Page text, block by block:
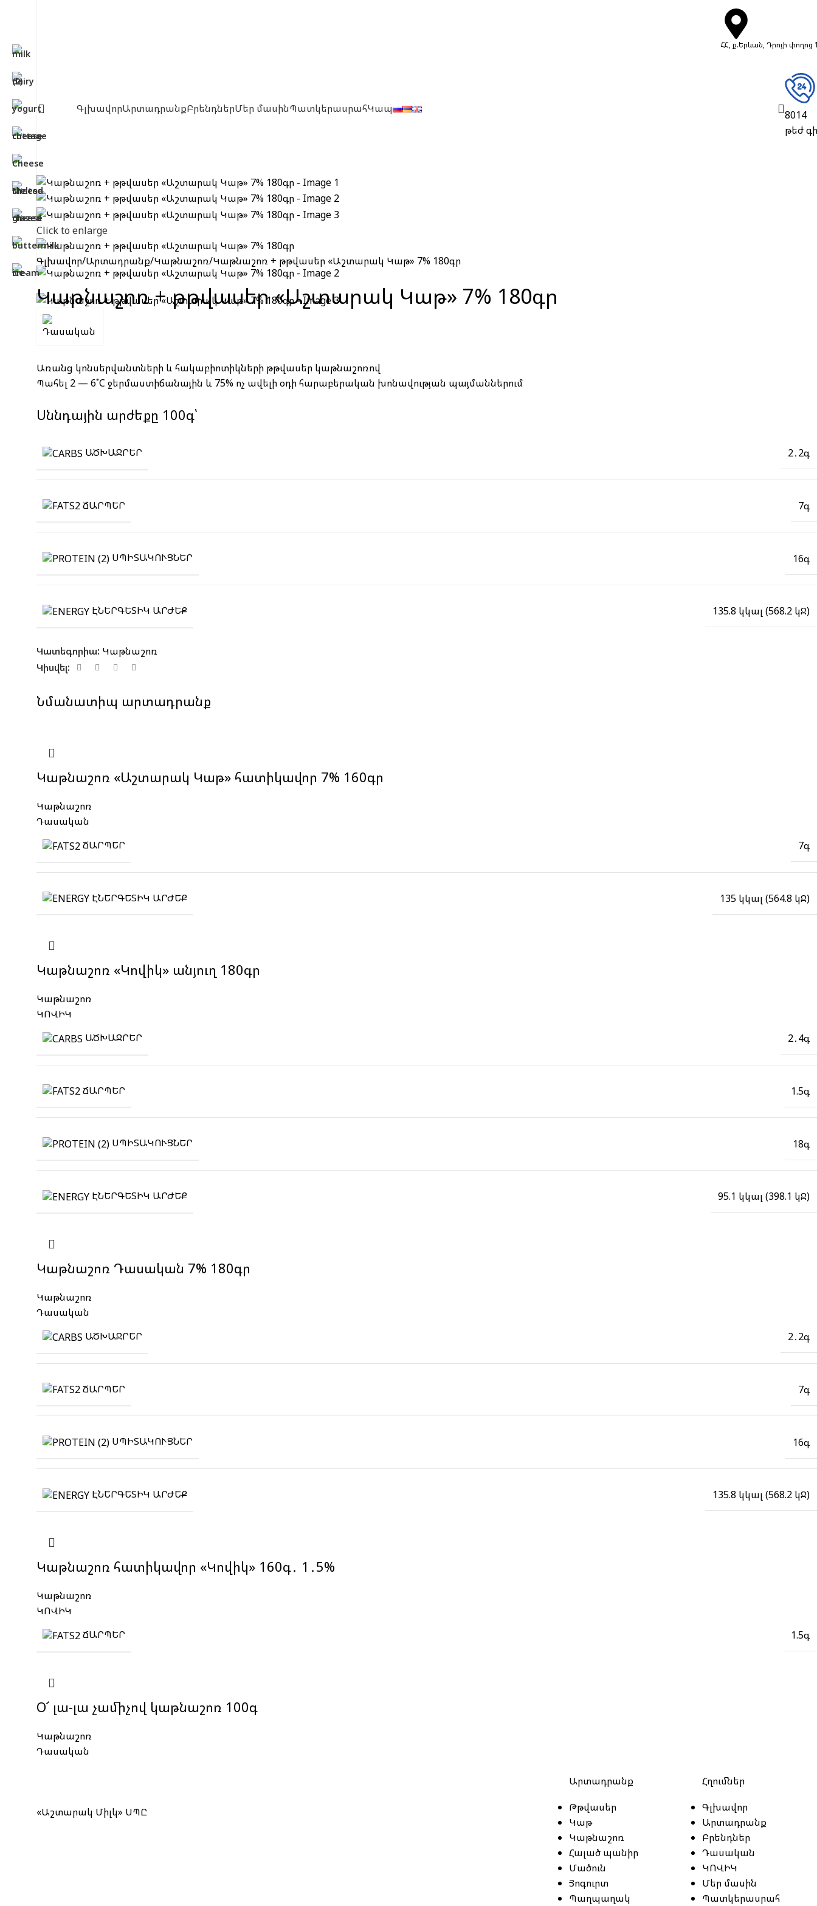
ՀՀ, ք.Երևան, Դրոյի փողոց
ԳլխավորԱրտադրանքԲրենդներՄեր մասինՊատկերասրահԿապ
8014
թեժ
Click to enlarge
Գլխավոր Արտադրանք Կաթնաշոռ Կաթնաշոռ + թթվասեր «Աշտարակ Կաթ» 7% 180գր
Կաթնաշոռ + թթվասեր «Աշտարակ Կաթ» 7% 180գր
Առանց կոնսերվանտների և հակաբիոտիկների թթվասեր կաթնաշոռով
Պահել 2 — 6˚C ջերմաստիճանային և 75% ոչ ավելի օդի հարաբերական խոնավության պայմաններում
Սննդային արժեքը 100գ՝
ԱԾԽԱՋՐԵՐ 2․2գ
ՃԱՐՊԵՐ 7գ
ՍՊԻՏԱԿՈՒՑՆԵՐ 16գ
ԷՆԵՐԳԵՏԻԿ ԱՐԺԵՔ 135.8 կկալ (568.2 կՋ)
Կատեգորիա: Կաթնաշոռ
Կիսվել:
Նմանատիպ արտադրանք
Կաթնաշոռ «Աշտարակ Կաթ» հատիկավոր 7% 160գր
Կաթնաշոռ
Դասական
ՃԱՐՊԵՐ
7գ
ԷՆԵՐԳԵՏԻԿ ԱՐԺԵՔ 135 կկալ (564.8 կՋ)
Կաթնաշոռ «Կովիկ» անյուղ 180գր
Կաթնաշոռ
ԿՈՎԻԿ
ԱԾԽԱՋՐԵՐ
2․4գ
ՃԱՐՊԵՐ 1.5գ
ՍՊԻՏԱԿՈՒՑՆԵՐ 18գ
ԷՆԵՐԳԵՏԻԿ ԱՐԺԵՔ 95.1 կկալ (398.1 կՋ)
Կաթնաշոռ Դասական 7% 180գր
Կաթնաշոռ
Դասական
ԱԾԽԱՋՐԵՐ
2․2գ
ՃԱՐՊԵՐ 7գ
ՍՊԻՏԱԿՈՒՑՆԵՐ 16գ
ԷՆԵՐԳԵՏԻԿ ԱՐԺԵՔ 135.8 կկալ (568.2 կՋ)
Կաթնաշոռ հատիկավոր «Կովիկ» 160գ․ 1․5%
Կաթնաշոռ
ԿՈՎԻԿ
ՃԱՐՊԵՐ
1.5գ
Օ՜ լա-լա չամիչով կաթնաշոռ 100գ
Կաթնաշոռ
Դասական
«Աշտարակ Միլկ» ՍՊԸ
Արտադրանք
Թթվասեր
Կաթ
Կաթնաշոռ
Հալած պանիր
Մածուն
Յոգուրտ
Պաղպաղակ
Հղումներ
Գլխավոր
Արտադրանք
Բրենդներ
Դասական
ԿՈՎԻԿ
Մեր մասին
Պատկերասրահ